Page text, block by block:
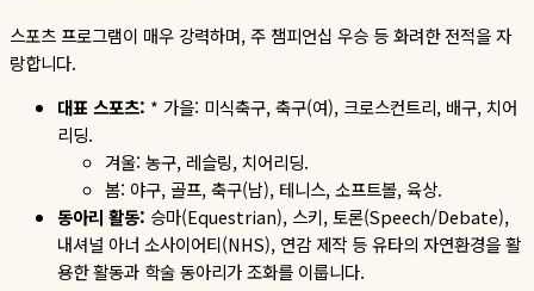
스포츠 프로그램이 매우 강력하며, 주 챔피언십 우승 등 화려한 전적을 자
랑합니다.
대표 스포츠: * 가을: 미식축구,축구(여), 크로스컨트리, 배구,치어
리딩.
겨울: 농구, 레슬링,치어리딩.
봄: 야구, 골프,축구(남), 테니스,소프트볼,육상.
동아리 활동: 승마(Equestrian), 스키,토론(Speech/Debate),
내셔널 아너 소사이어티(NHS), 연감 제작 등유타의 자연환경을활
용한활동과 학술동아리가조화를 이룹니다.